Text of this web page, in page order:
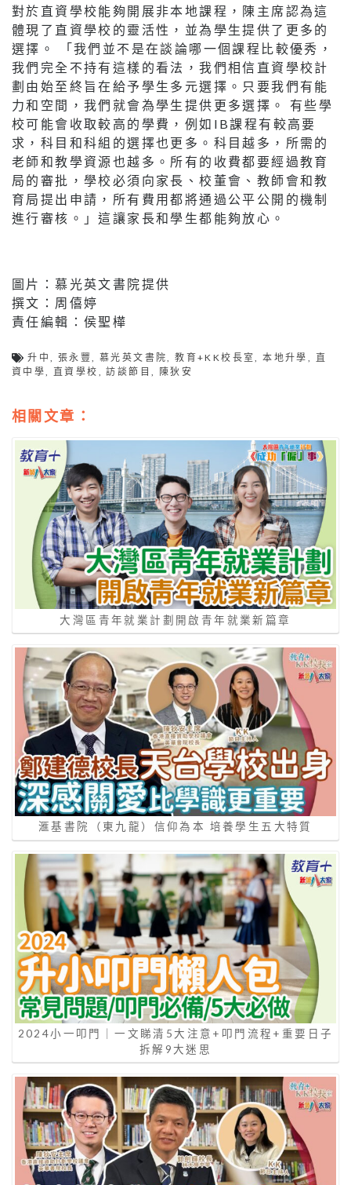
對於直資學校能夠開展非本地課程，陳主席認為這
體現了直資學校的靈活性，並為學生提供了更多的
選擇。 「我們並不是在談論哪一個課程比較優秀，
我們完全不持有這樣的看法，我們相信直資學校計
劃由始至終旨在給予學生多元選擇。只要我們有能
力和空間，我們就會為學生提供更多選擇。 有些學
校可能會收取較高的學費，例如IB課程有較高要
求，科目和科組的選擇也更多。科目越多，所需的
老師和教學資源也越多。所有的收費都要經過教育
局的審批，學校必須向家長、校董會、教師會和教
育局提出申請，所有費用都將通過公平公開的機制
進行審核。」這讓家長和學生都能夠放心。
圖片：慕光英文書院提供
撰文：周僖婷
責任編輯：侯聖樺
升中 ,張永豐 ,慕光英文書院 ,教育+KK校長室 ,本地升學
直
資中學
直資學校 ,訪談節目 陳狄安
相關文章：
大灣區青年就業計劃開啟青年就業新篇章
滙基書院（東九龍）信仰為本 培養學生五大特質
2024小一叩門｜一文睇清5大注意+叩門流程+重要日子
拆解9大迷思